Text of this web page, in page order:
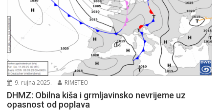
9. rujna 2025. RIMETEO
DHMZ: Obilna kiša i grmljavinsko nevrijeme uz
opasnost od poplava